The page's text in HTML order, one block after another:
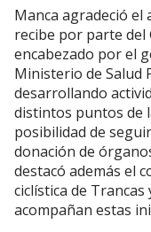
Manca agradeció
recibe por parte del
encabezado por el
Ministerio de Salud
desarrollando
distintos puntos de
posibilidad de
donación de
destacó además el
ciclística de
acompañan estas